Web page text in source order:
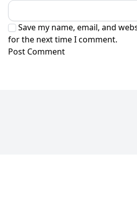
Save my name, email, and
for the next time I comment.